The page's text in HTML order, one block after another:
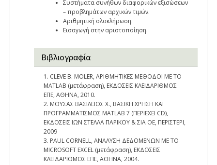
Συστήματα συνήθων διαφορικών εξισώσεων
– προβλημάτων αρχικών τιμών.
Αριθμητική ολοκλήρωση.
Εισαγωγή στην αριστοποίηση.
Βιβλιογραφία
1. CLEVE B. MOLER, ΑΡΙΘΜΗΤΙΚΕΣ ΜΕΘΟΔΟΙ ΜΕ ΤΟ
MATLAB (μετάφραση), ΕΚΔΟΣΕΙΣ ΚΛΕΙΔΑΡΙΘΜΟΣ
ΕΠΕ, ΑΘΗΝΑ, 2010.
2. ΜΟΥΣΑΣ ΒΑΣΙΛΕΙΟΣ Χ., ΒΑΣΙΚΗ ΧΡΗΣΗ ΚΑΙ
ΠΡΟΓΡΑΜΜΑΤΙΣΜΟΣ MATLAB 7 (ΠΕΡΙΕΧΕΙ CD),
ΕΚΔΟΣΕΙΣ ΙΩΝ ΣΤΕΛΛΑ ΠΑΡΙΚΟΥ & ΣΙΑ ΟΕ, ΠΕΡΙΣΤΕΡΙ,
2009
3. PAUL CORNELL, ΑΝΑΛΥΣΗ ΔΕΔΟΜΕΝΩΝ ΜΕ ΤΟ
MICROSOFT EXCEL (μετάφραση), ΕΚΔΟΣΕΙΣ
ΚΛΕΙΔΑΡΙΘΜΟΣ ΕΠΕ, ΑΘΗΝΑ, 2004.